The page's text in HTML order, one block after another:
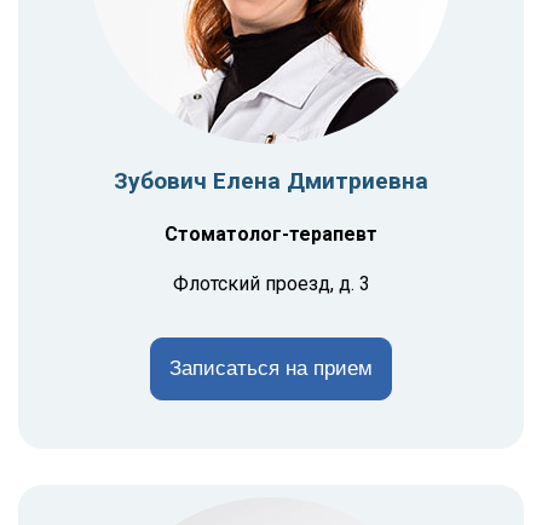
Зубович Елена Дмитриевна
Стоматолог-терапевт
Флотский проезд, д. 3
Записаться на прием